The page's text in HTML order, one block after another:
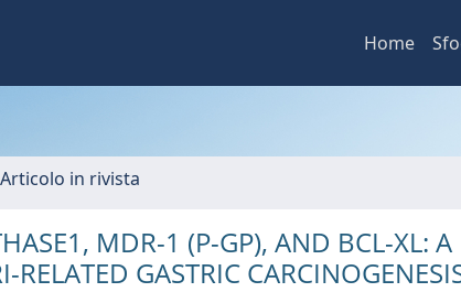
Home
in rivista
MDR-1 (P-GP), AND BCL-XL: A
GASTRIC